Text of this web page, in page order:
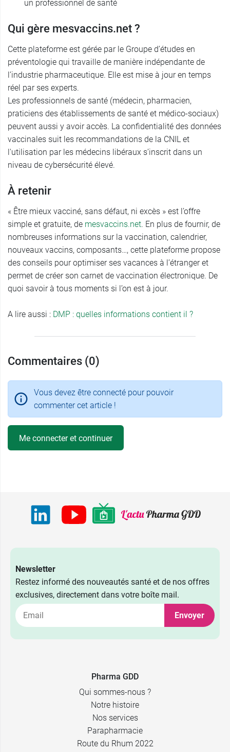
un professionnel de santé
Qui gère mesvaccins.net ?
Cette plateforme est gérée par le Groupe d’études en
préventologie qui travaille de manière indépendante de
l’industrie pharmaceutique. Elle est mise à jour en temps
réel par ses experts.
Les professionnels de santé (médecin, pharmacien,
praticiens des établissements de santé et médico-sociaux)
peuvent aussi y avoir accès. La confidentialité des données
vaccinales suit les recommandations de la CNIL et
l'utilisation par les médecins libéraux s’inscrit dans un
niveau de cybersécurité élevé.
À retenir
« Être mieux vacciné, sans défaut, ni excès » est l’offre
simple et gratuite, de mesvaccins.net. En plus de fournir, de
nombreuses informations sur la vaccination, calendrier,
nouveaux vaccins, composants…, cette plateforme propose
des conseils pour optimiser ses vacances à l’étranger et
permet de créer son carnet de vaccination électronique. De
quoi savoir à tous moments si l’on est à jour.
A lire aussi : DMP : quelles informations contient il ?
Commentaires (0)
Vous devez être connecté pour pouvoir
commenter cet article !
Me connecter et continuer
Newsletter
Restez informé des nouveautés santé et de nos offres
exclusives, directement dans votre boîte mail.
Envoyer
Pharma GDD
Qui sommes-nous ?
Notre histoire
Nos services
Parapharmacie
Route du Rhum 2022